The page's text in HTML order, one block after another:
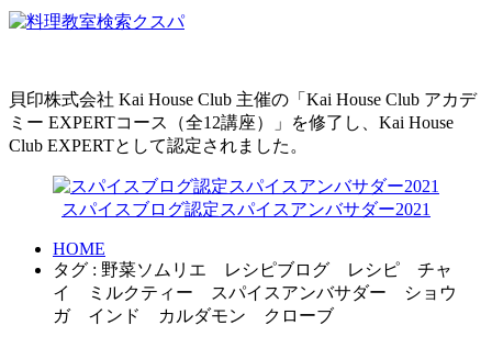
貝印株式会社 Kai House Club 主催の「Kai House Club アカデ
ミー EXPERTコース（全12講座）」を修了し、Kai House
Club EXPERTとして認定されました。
スパイスブログ認定スパイスアンバサダー2021
HOME
タグ : 野菜ソムリエ レシピブログ レシピ チャ
イ ミルクティー スパイスアンバサダー ショウ
ガ インド カルダモン クローブ